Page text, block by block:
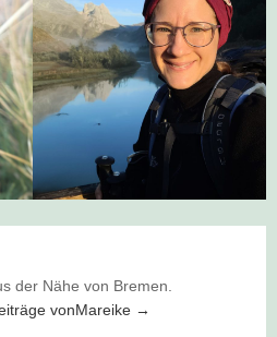
der Nähe von Bremen.
vonMareike →